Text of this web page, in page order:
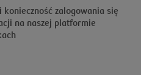
zalogowania się
na naszej platformie